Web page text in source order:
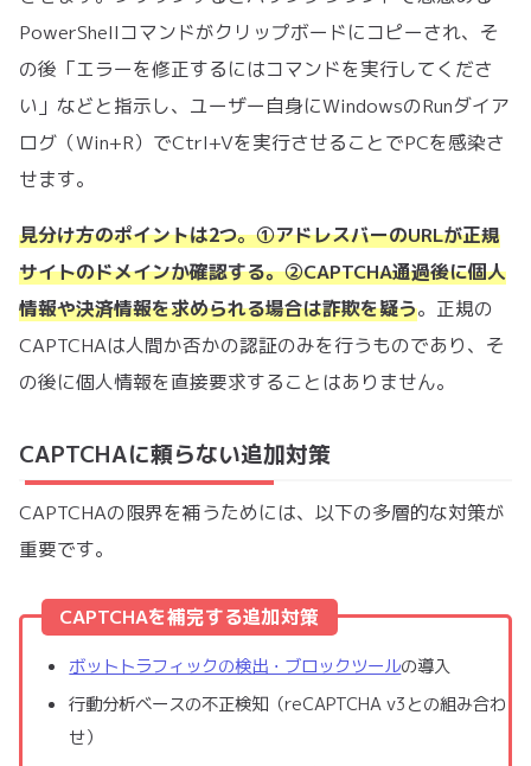
PowerShellコマンドがクリップボードにコピーされ、そ
の後「エラーを修正するにはコマンドを実行してくださ
い」などと指示し、ユーザー自身にWindowsのRunダイア
ログ（Win+R）でCtrl+Vを実行させることでPCを感染さ
せます。
見分け方のポイントは2つ。①アドレスバーのURLが正規
サイトのドメインか確認する。②CAPTCHA通過後に個人
情報や決済情報を求められる場合は詐欺を疑う。正規の
CAPTCHAは人間か否かの認証のみを行うものであり、そ
の後に個人情報を直接要求することはありません。
CAPTCHAに頼らない追加対策
CAPTCHAの限界を補うためには、以下の多層的な対策が
重要です。
CAPTCHAを補完する追加対策
ボットトラフィックの検出・ブロックツールの導入
行動分析ベースの不正検知（reCAPTCHA v3との組み合わ
せ）